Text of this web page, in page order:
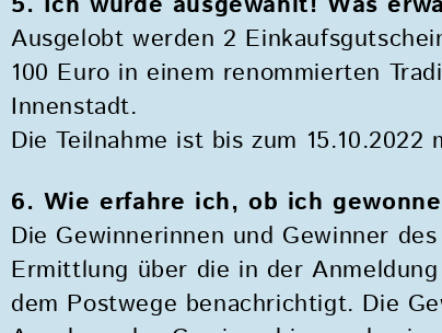
Ausgelobt werden 2
100 Euro in einem renommierten
Innenstadt.
Die Teilnahme ist bis zum 15.10.2022
6. Wie erfahre ich, ob ich
Die Gewinnerinnen und Gewinner
Ermittlung über die in der
dem Postwege benachrichtigt. Die